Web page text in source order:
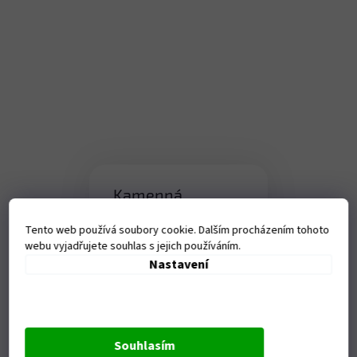
Tento web používá soubory cookie. Dalším procházením tohoto
webu vyjadřujete souhlas s jejich používáním.
Nastavení
Souhlasím
Kamenná
Tanvaldská 1458, Liberec-
Vratislavice nad Nisou